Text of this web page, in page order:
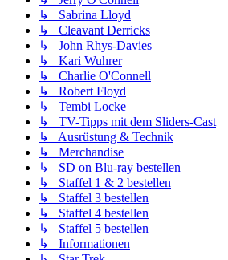
↳ Sabrina Lloyd
↳ Cleavant Derricks
↳ John Rhys-Davies
↳ Kari Wuhrer
↳ Charlie O'Connell
↳ Robert Floyd
↳ Tembi Locke
↳ TV-Tipps mit dem Sliders-Cast
↳ Ausrüstung & Technik
↳ Merchandise
↳ SD on Blu-ray bestellen
↳ Staffel 1 & 2 bestellen
↳ Staffel 3 bestellen
↳ Staffel 4 bestellen
↳ Staffel 5 bestellen
↳ Informationen